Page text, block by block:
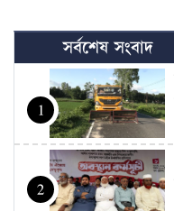
সর্বশেষ সংবাদ
1
2